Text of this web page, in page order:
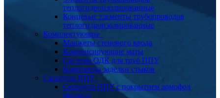
теплогидроизолированные
Концевые элементы трубопроводов
теплогидроизолированные
Комплектующие
Манжеты стенового ввода
Компенсирующие маты
Система ОДК для труб ППУ
Комплекты заделки стыков
Скорлупа ППУ
Скорлупа ППУ с покрытием армофол
(фольга)